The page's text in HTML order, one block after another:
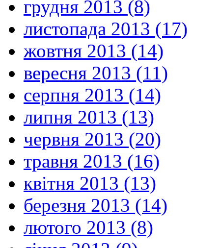
грудня 2013 (8)
листопада 2013 (17)
жовтня 2013 (14)
вересня 2013 (11)
серпня 2013 (14)
липня 2013 (13)
червня 2013 (20)
травня 2013 (16)
квітня 2013 (13)
березня 2013 (14)
лютого 2013 (8)